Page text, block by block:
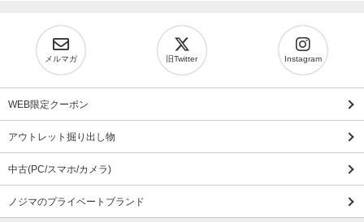
メルマガ 旧Twitter Instagram
WEB限定クーポン
アウトレット掘り出し物
中古(PC/スマホ/カメラ)
ノジマのプライベートブランド